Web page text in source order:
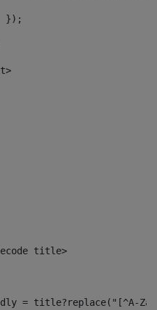
});
title>
= title?replace("[^A-